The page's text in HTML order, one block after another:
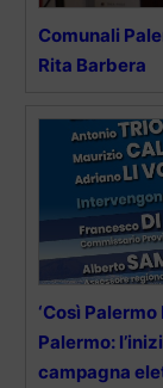
Comunali
Rita Barbera
‘Così
Palermo:
campagna